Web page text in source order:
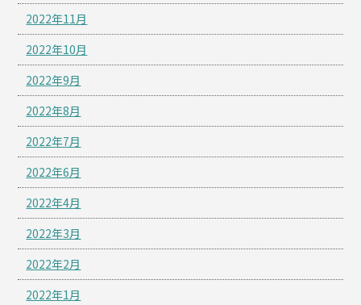
2022年11月
2022年10月
2022年9月
2022年8月
2022年7月
2022年6月
2022年4月
2022年3月
2022年2月
2022年1月